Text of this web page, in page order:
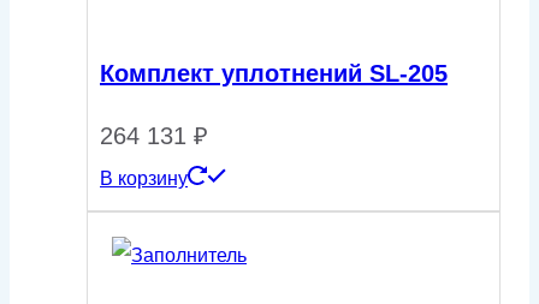
Комплект уплотнений SL-205
264 131 ₽
В корзину